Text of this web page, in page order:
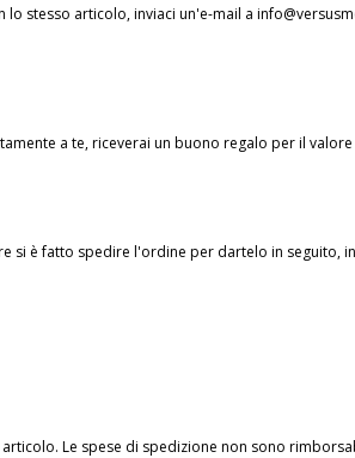
stesso articolo, inviaci un'e-mail a
a te, riceverai un buono regalo per il
è fatto spedire l'ordine per dartelo in seguito,
Le spese di spedizione non sono